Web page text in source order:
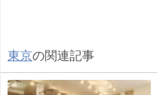
東京の関連記事